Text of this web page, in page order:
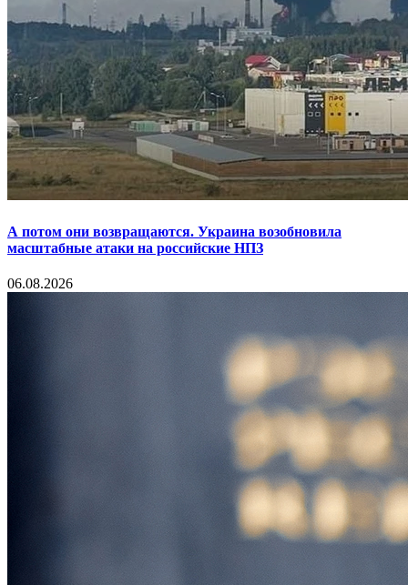
А потом они возвращаются. Украина возобновила
масштабные атаки на российские НПЗ
06.08.2026